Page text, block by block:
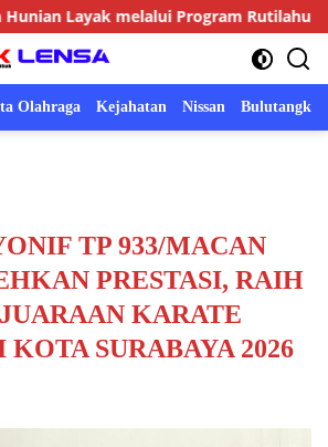
melalui Program Rutilahu
Olahraga Kejahatan Nissan Bulutangkis
TP 933/MACAN
PRESTASI, RAIH
KARATE
SURABAYA 2026